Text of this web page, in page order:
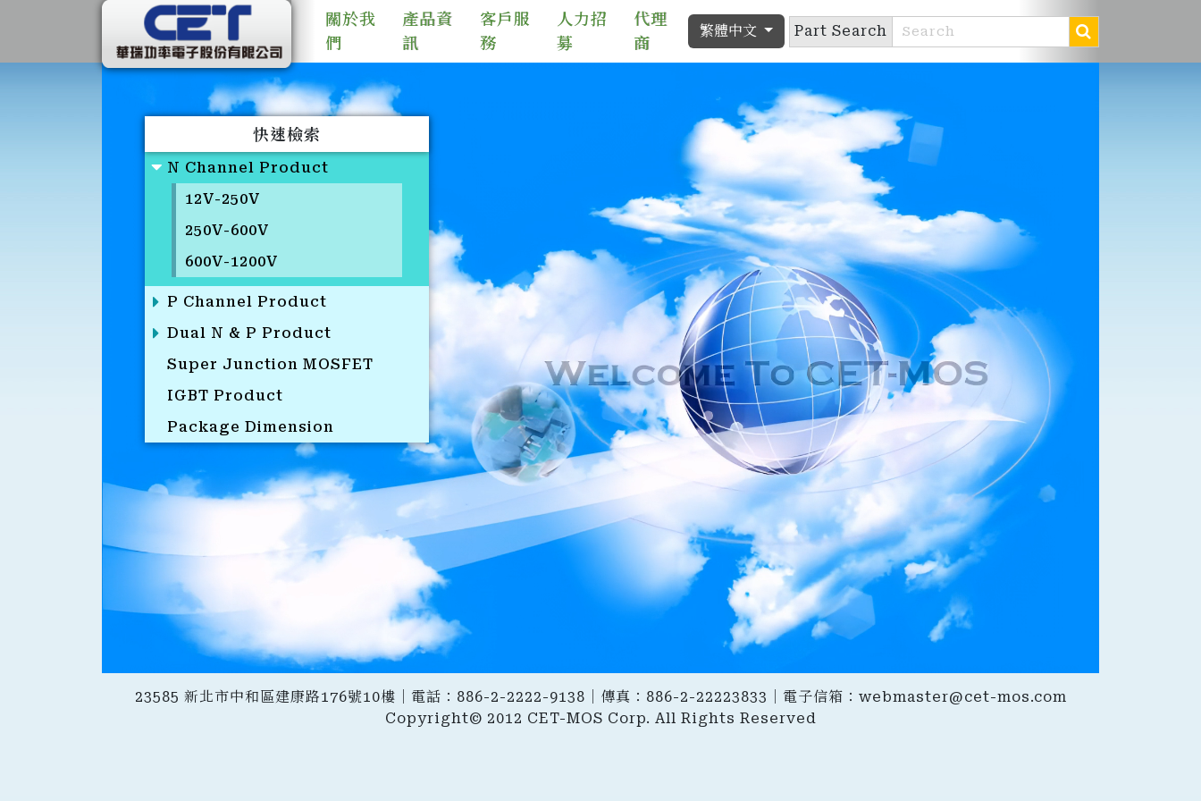
關於我
們
產品資
訊
客戶服
務
人力招
募
代理
商
繁體中文 Part Search
快速檢索
N Channel Product
12V-250V
250V-600V
600V-1200V
P Channel Product
Dual N & P Product
Super Junction MOSFET
IGBT Product
Package Dimension
23585 新北市中和區建康路176號10樓｜電話：886-2-2222-9138｜傳真：886-2-22223833｜電子信箱： webmaster@cet-mos.com
Copyright© 2012 CET-MOS Corp. All Rights Reserved